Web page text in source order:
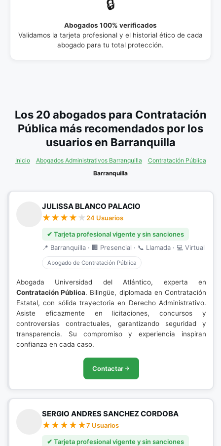
🔒
Abogados 100% verificados
Validamos la tarjeta profesional y el historial ético de cada
abogado para tu total protección.
Los 20 abogados para Contratación
Pública más recomendados por los
usuarios en Barranquilla
Inicio Abogados Administrativos Barranquilla
Contratación Pública
Barranquilla
JULISSA BLANCO PALACIO
24 Usuarios
✔ Tarjeta profesional vigente y sin sanciones
📍 Barranquilla · 🏢 Presencial · 📞 Llamada · 💻 Virtual
Abogado de Contratación Pública
Abogada Universidad del Atlántico, experta en
Contratación Pública. Bilingüe, diplomada en Contratación
Estatal, con sólida trayectoria en Derecho Administrativo.
Asiste eficazmente en licitaciones, concursos y
controversias contractuales, garantizando seguridad y
transparencia. Su compromiso y experiencia inspiran
confianza en cada caso.
Contactar
SERGIO ANDRES SANCHEZ CORDOBA
7 Usuarios
✔ Tarjeta profesional vigente y sin sanciones